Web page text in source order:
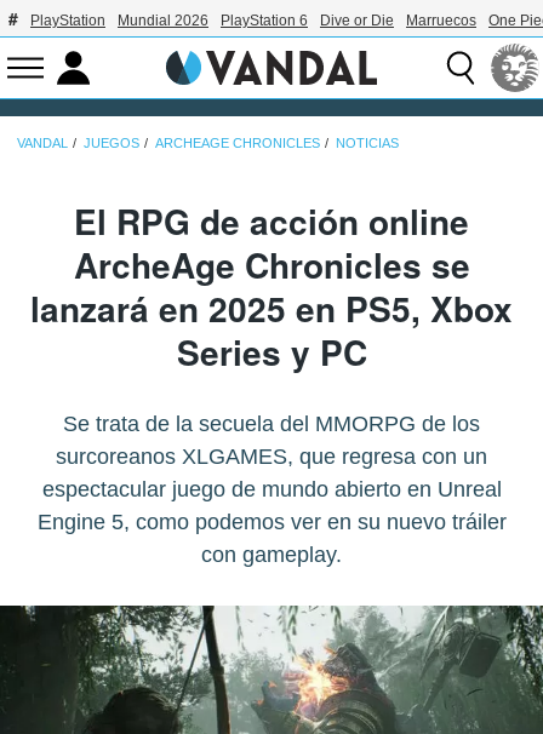
PlayStation Mundial 2026 PlayStation 6 Dive or Die Marruecos One
VANDAL JUEGOS ARCHEAGE CHRONICLES NOTICIAS
El RPG de acción online
ArcheAge Chronicles se
lanzará en 2025 en PS5, Xbox
Series y PC
Se trata de la secuela del MMORPG de los
surcoreanos XLGAMES, que regresa con un
espectacular juego de mundo abierto en Unreal
Engine 5, como podemos ver en su nuevo tráiler
con gameplay.